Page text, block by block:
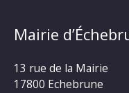
Mairie
13 rue de la Mairie
17800 Echebrune